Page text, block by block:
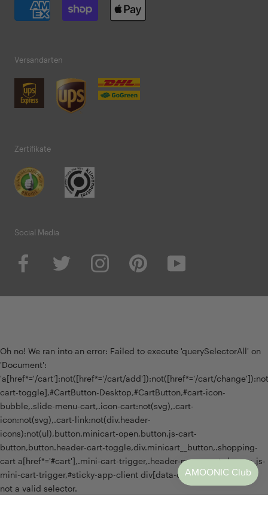
Versandarten
Zertifikate
Social Media
Oh no! We ran into an error: Failed to execute 'querySelectorAll' on
'Document':
'a[href*='/cart']:not([href*='/cart/add']):not([href*='/cart/
cart-toggle],#CartButton-Desktop,#CartButton,#cart-icon-
bubble,.slide-menu-cart,.icon-cart:not(svg),.cart-
icon:not(svg),.cart-link:not(div.header-
icons):not(ul),button.minicart-open,button.js-cart-
button,button.header-cart-toggle,div.minicart__button,.shopping-
cart a[href*='#cart'],.mini-cart-trigger,.header-menu-cart-drawer,.js-
mini-cart-trigger,#sticky-app-client div[data-cl='sticky-button']' is
not a valid selector.